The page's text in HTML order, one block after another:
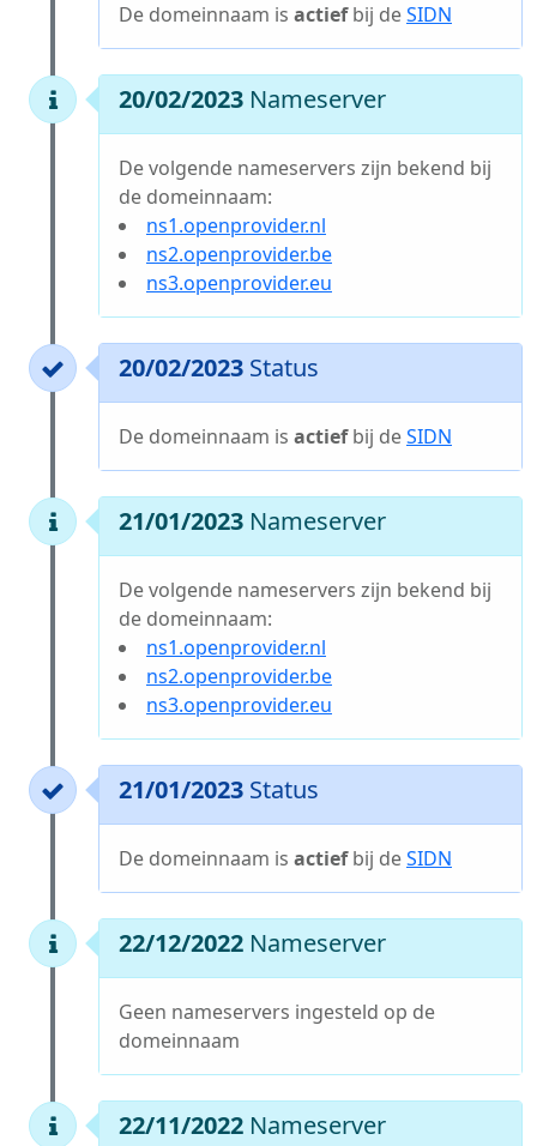
De domeinnaam is actiefbij deSIDN
20/02/2023 Nameserver
De volgende nameservers zijn bekend bij
de domeinnaam:
ns1.openprovider.nl
ns2.openprovider.be
ns3.openprovider.eu
20/02/2023 Status
De domeinnaam is actiefbij deSIDN
21/01/2023 Nameserver
De volgende nameservers zijn bekend bij
de domeinnaam:
ns1.openprovider.nl
ns2.openprovider.be
ns3.openprovider.eu
21/01/2023 Status
De domeinnaam is actiefbij deSIDN
22/12/2022 Nameserver
Geen nameservers ingesteld op de
domeinnaam
22/11/2022 Nameserver